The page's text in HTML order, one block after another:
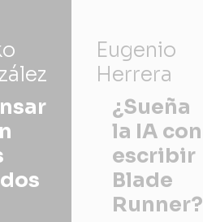
Eugenio
Herrera
¿Sueña
la IA con
escribir
Blade
Runner?